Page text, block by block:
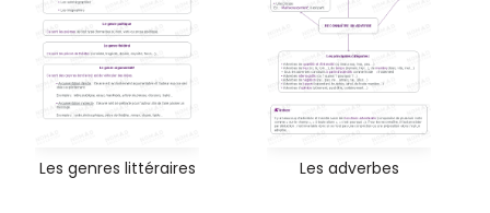
Les genres littéraires Les adverbes